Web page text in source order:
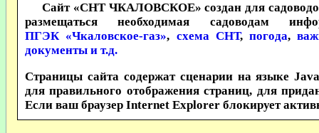
Сайт «СНТ ЧКАЛОВСКОЕ» создан для садоводов
размещаться необходимая садоводам
ПГЭК «Чкаловское-газ», схема СНТ, погода,
документы и т.д.
Страницы сайта содержат сценарии на языке
для правильного отображения страниц, для
Если ваш браузер Internet Explorer блокирует